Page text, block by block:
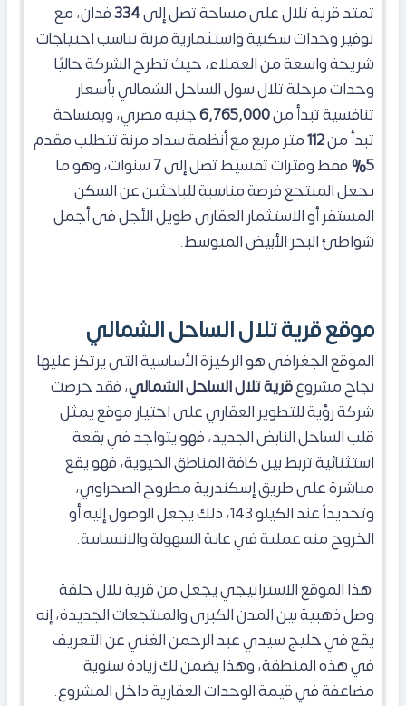
تمتد قرية تلال على مساحة تصل إلى334فدان، مع
توفير وحدات سكنية واستثمارية مرنة تناسب احتياجات
شريحة واسعة من العملاء، حيث تطرح الشركة حاليًا
وحدات مرحلة تلال سول الساحل الشمالي بأسعار
تنافسية تبدأ من6,765,000جنيه مصري، وبمساحة
تبدأ من112متر مربع مع أنظمة سداد مرنة تتطلب مقدم
5%
فقط وفترات تقسيط تصل إلى7سنوات، وهو ما
يجعل المنتجع فرصة مناسبة للباحثين عن السكن
المستقر أو الاستثمار العقاري طويل الأجل في أجمل
شواطئ البحر الأبيض المتوسط.
موقع قرية تلال الساحل الشمالي
الموقع الجغرافي هو الركيزة الأساسية التي يرتكز عليها
نجاح مشروعقرية تلال الساحل الشمالي، فقد حرصت
شركة رؤية للتطوير العقاري على اختيار موقع يمثل
قلب الساحل النابض الجديد، فهو يتواجد في بقعة
استثنائية تربط بين كافة المناطق الحيوية، فهو يقع
مباشرة على طريق إسكندرية مطروح الصحراوي،
وتحديداً عند الكيلو 143، ذلك يجعل الوصول إليه أو
الخروج منه عملية في غاية السهولة والانسيابية.
هذا الموقع الاستراتيجي يجعل من قرية تلال حلقة
وصل ذهبية بين المدن الكبرى والمنتجعات الجديدة، إنه
يقع في خليج سيدي عبد الرحمن الغني عن التعريف
في هذه المنطقة، وهذا يضمن لك زيادة سنوية
مضاعفة في قيمة الوحدات العقارية داخل المشروع.